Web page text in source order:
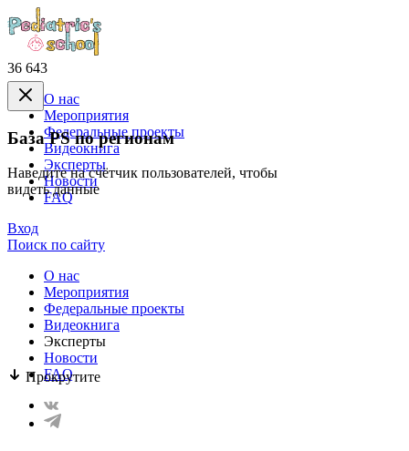
36 643
База PS по регионам
Наведите на счётчик пользователей, чтобы
видеть данные
Прокрутите
О нас
Mероприятия
Федеральные проекты
Видеокнига
Эксперты
Новости
FAQ
Вход
Поиск по сайту
О нас
Mероприятия
Федеральные проекты
Видеокнига
Эксперты
Новости
FAQ